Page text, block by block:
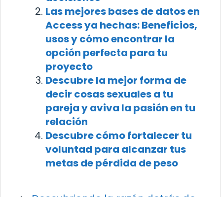
Las mejores bases de datos en
Access ya hechas: Beneficios,
usos y cómo encontrar la
opción perfecta para tu
proyecto
Descubre la mejor forma de
decir cosas sexuales a tu
pareja y aviva la pasión en tu
relación
Descubre cómo fortalecer tu
voluntad para alcanzar tus
metas de pérdida de peso